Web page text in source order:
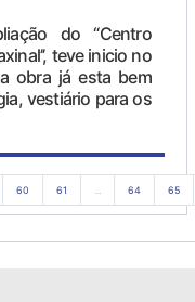
do “Centro
teve inicio no
obra já esta bem
vestiário para os
60 61 ... 64 65